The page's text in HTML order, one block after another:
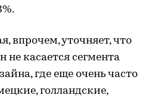
впрочем, уточняет, что
не касается сегмента
где еще очень часто
голландские,